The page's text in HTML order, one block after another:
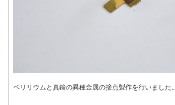
ベリリウムと真鍮の異種金属の接点製作を行いました。